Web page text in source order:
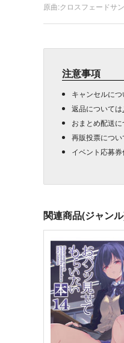
原曲:クロスフェードサ
注意事項
キャンセルにつ
返品については
おまとめ配送
再販投票につい
イベント応募
関連商品(ジャン